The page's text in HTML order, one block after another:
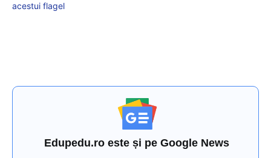
acestui flagel
Edupedu.ro este și pe Google News